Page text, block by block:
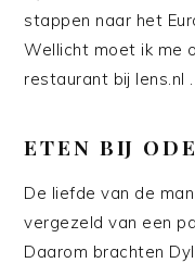
stappen naar het
Wellicht moet ik me
restaurant bij Iens.nl .
ETEN BIJ
De liefde van de
vergezeld van een
Daarom brachten